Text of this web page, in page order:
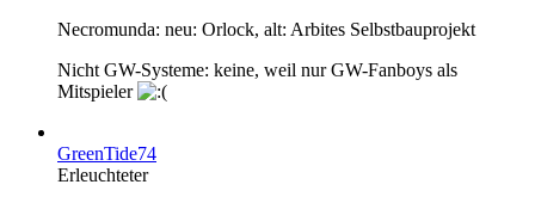
Necromunda: neu: Orlock, alt: Arbites Selbstbauprojekt
Nicht GW-Systeme: keine, weil nur GW-Fanboys als
Mitspieler
GreenTide74
Erleuchteter